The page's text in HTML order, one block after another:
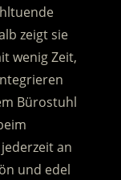
zeigt sie
wenig Zeit,
Bürostuhl
an
und edel